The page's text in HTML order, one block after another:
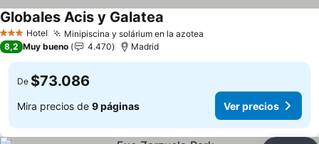
3 Estrellas
Hotel Minipiscina y solárium en la azotea
Globales Acis y Galatea
8,2 Muy bueno 4.470 Madrid
De $73.086
Mira precios de 9 páginas Ver precios